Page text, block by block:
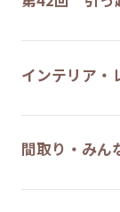
インテリア
間取り・み